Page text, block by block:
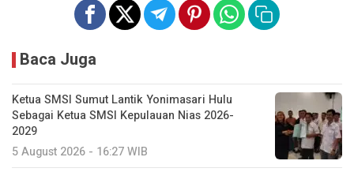
Baca Juga
Ketua SMSI Sumut Lantik Yonimasari Hulu
Sebagai Ketua SMSI Kepulauan Nias 2026-
2029
5 August 2026 - 16:27 WIB